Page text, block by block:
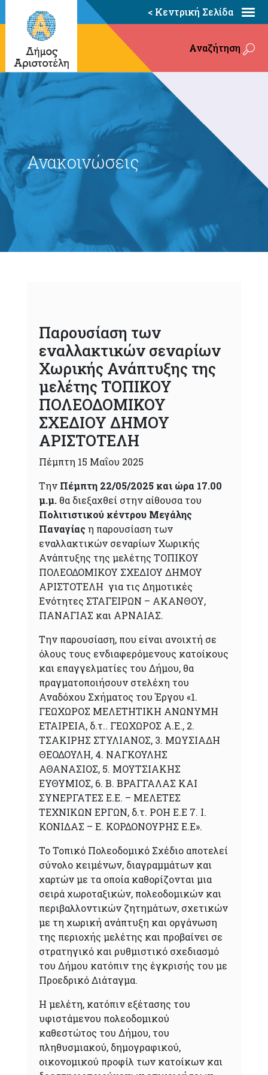
< Κεντρική Σελίδα
Αναζήτηση
Ανακοινώσεις
Παρουσίαση των
εναλλακτικών σεναρίων
Χωρικής Ανάπτυξης της
μελέτης ΤΟΠΙΚΟΥ
ΠΟΛΕΟΔΟΜΙΚΟΥ
ΣΧΕΔΙΟΥ ΔΗΜΟΥ
ΑΡΙΣΤΟΤΕΛΗ
Πέμπτη 15 Μαΐου 2025
Την Πέμπτη 22/05/2025 και ώρα 17.00
μ.μ.θα διεξαχθεί στην αίθουσα του
Πολιτιστικού κέντρου Μεγάλης
Παναγίαςη παρουσίαση των
εναλλακτικών σεναρίων Χωρικής
Ανάπτυξης της μελέτης ΤΟΠΙΚΟΥ
ΠΟΛΕΟΔΟΜΙΚΟΥ ΣΧΕΔΙΟΥ ΔΗΜΟΥ
ΑΡΙΣΤΟΤΕΛΗ για τις Δημοτικές
Ενότητες ΣΤΑΓΕΙΡΩΝ – ΑΚΑΝΘΟΥ,
ΠΑΝΑΓΙΑΣ και ΑΡΝΑΙΑΣ.
Την παρουσίαση, που είναι ανοιχτή σε
όλους τους ενδιαφερόμενους κατοίκους
και επαγγελματίες του Δήμου, θα
πραγματοποιήσουν στελέχη του
Αναδόχου Σχήματος του Έργου «1.
ΓΕΩΧΩΡΟΣ ΜΕΛΕΤΗΤΙΚΗ ΑΝΩΝΥΜΗ
ΕΤΑΙΡΕΙΑ, δ.τ.. ΓΕΩΧΩΡΟΣ Α.Ε., 2.
ΤΣΑΚΙΡΗΣ ΣΤΥΛΙΑΝΟΣ, 3. ΜΩΥΣΙΑΔΗ
ΘΕΟΔΟΥΛΗ, 4. ΝΑΓΚΟΥΛΗΣ
ΑΘΑΝΑΣΙΟΣ, 5. ΜΟΥΤΣΙΑΚΗΣ
ΕΥΘΥΜΙΟΣ, 6. Β. ΒΡΑΓΓΑΛΑΣ ΚΑΙ
ΣΥΝΕΡΓΑΤΕΣ Ε.Ε. – ΜΕΛΕΤΕΣ
ΤΕΧΝΙΚΩΝ ΕΡΓΩΝ, δ.τ. ΡΟΗ Ε.Ε 7. Ι.
ΚΟΝΙΔΑΣ – Ε. ΚΟΡΔΟΝΟΥΡΗΣ Ε.Ε».
Το Τοπικό Πολεοδομικό Σχέδιο αποτελεί
σύνολο κειμένων, διαγραμμάτων και
χαρτών με τα οποία καθορίζονται μια
σειρά χωροταξικών, πολεοδομικών και
περιβαλλοντικών ζητημάτων, σχετικών
με τη χωρική ανάπτυξη και οργάνωση
της περιοχής μελέτης και προβαίνει σε
στρατηγικό και ρυθμιστικό σχεδιασμό
του Δήμου κατόπιν της έγκρισής του με
Προεδρικό Διάταγμα.
Η μελέτη, κατόπιν εξέτασης του
υφιστάμενου πολεοδομικού
καθεστώτος του Δήμου, του
πληθυσμιακού, δημογραφικού,
οικονομικού προφίλ των κατοίκων και